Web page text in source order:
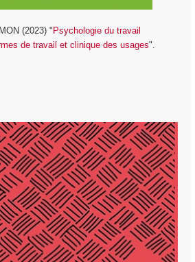
(2023) "Psychologie du travail
de travail et clinique des usages".